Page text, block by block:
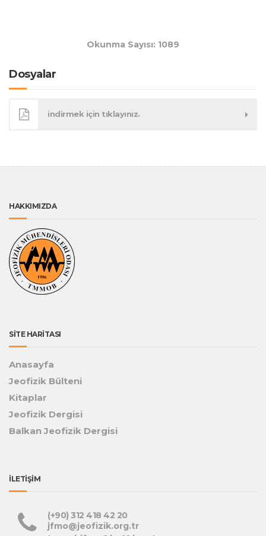
Okunma Sayısı: 1089
Dosyalar
indirmek için tıklayınız.
HAKKIMIZDA
SİTE HARİTASI
Anasayfa
Jeofizik Bülteni
Kitaplar
Jeofizik Dergisi
Balkan Jeofizik Dergisi
İLETİŞİM
(+90) 312 418 42 20
jfmo@jeofizik.org.tr